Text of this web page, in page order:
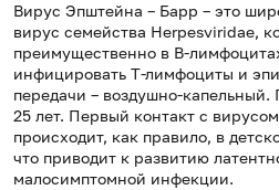
Вирус Эпштейна – Барр – это
вирус семейства Herpesviridae,
преимущественно в B-
инфицировать Т-лимфоциты и
передачи – воздушно-капельный.
25 лет. Первый контакт с
происходит, как правило, в
что приводит к развитию
малосимптомной инфекции.